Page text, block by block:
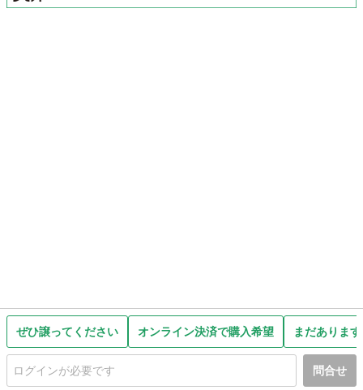
ぜひ譲ってください オンライン決済で購入希望 まだありま
問合せ